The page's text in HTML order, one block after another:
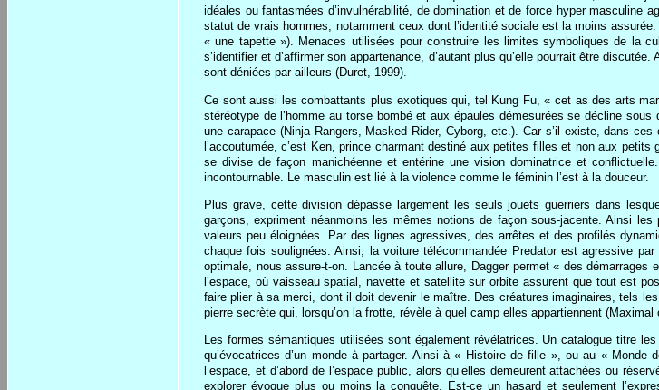
idéales ou fantasmées d’invulnérabilité, de domination et de force hyper
statut de vrais hommes, notamment ceux dont l’identité sociale est la moins
« une tapette »). Menaces utilisées pour construire les limites symboliques de la
s’identifier et d’affirmer son appartenance, d’autant plus qu’elle pourrait être
sont déniées par ailleurs (Duret, 1999).
Ce sont aussi les combattants plus exotiques qui, tel Kung Fu, « cet as des arts
stéréotype de l’homme au torse bombé et aux épaules démesurées se décline
une carapace (Ninja Rangers, Masked Rider, Cyborg, etc.). Car s’il existe, dans
l’accoutumée, c’est Ken, prince charmant destiné aux petites filles et non aux
se divise de façon manichéenne et entérine une vision dominatrice et
incontournable. Le masculin est lié à la violence comme le féminin l’est à la douceur.
Plus grave, cette division dépasse largement les seuls jouets guerriers dans
garçons, expriment néanmoins les mêmes notions de façon sous-jacente. Ainsi
valeurs peu éloignées. Par des lignes agressives, des arrêtes et des profilés
chaque fois soulignées. Ainsi, la voiture télécommandée Predator est agressive
optimale, nous assure-t-on. Lancée à toute allure, Dagger permet « des
l’espace, où vaisseau spatial, navette et satellite sur orbite assurent que tout est
faire plier à sa merci, dont il doit devenir le maître. Des créatures imaginaires, tels
pierre secrète qui, lorsqu’on la frotte, révèle à quel camp elles appartiennent
Les formes sémantiques utilisées sont également révélatrices. Un catalogue titre
qu’évocatrices d’un monde à partager. Ainsi à « Histoire de fille », ou au «
l’espace, et d’abord de l’espace public, alors qu’elles demeurent attachées ou
explorer évoque plus ou moins la conquête. Est-ce un hasard et seulement